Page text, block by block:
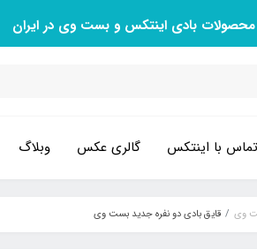
محصولات بادی اینتکس و بست وی در ایران
تماس با اینتکس گالری عکس وبلاگ
وی قایق بادی دو نفره جدید بست وی